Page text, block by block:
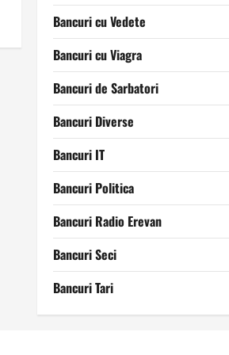
Bancuri cu Vedete
Bancuri cu Viagra
Bancuri de Sarbatori
Bancuri Diverse
Bancuri IT
Bancuri Politica
Bancuri Radio Erevan
Bancuri Seci
Bancuri Tari